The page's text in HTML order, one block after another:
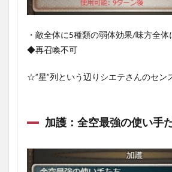
○戦貨
ャ
2.2
計貢
献度
○各ク
トの
・敵全体に5種類の弱体効果/味方全
◆再召喚不可
☆”星”列という辺りシエテさんのセン
加護：全空最強の使い手